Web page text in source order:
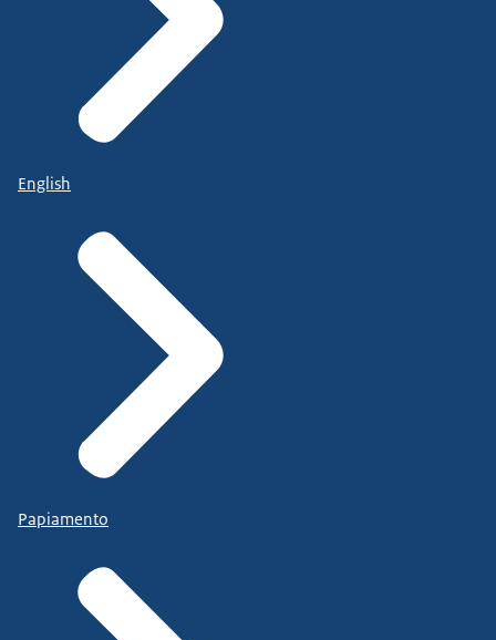
English
Papiamento